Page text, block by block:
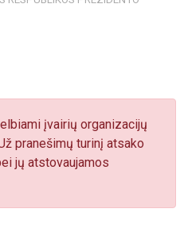
įvairių organizacijų
pranešimų turinį atsako
jų atstovaujamos